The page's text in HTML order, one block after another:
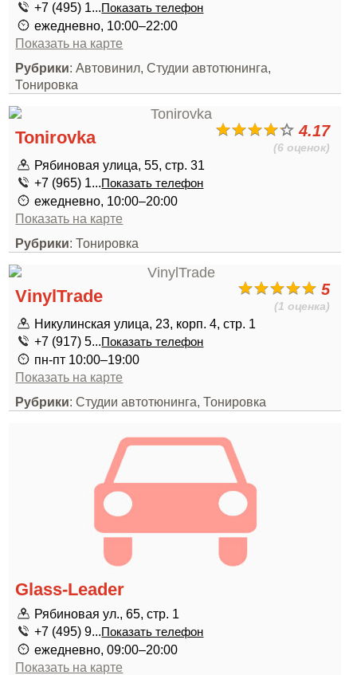
+7 (495) 1...Показать телефон
ежедневно, 10:00–22:00
Показать на карте
Рубрики: Автовинил, Студии автотюнинга,
Тонировка
4.17
(6 оценок)
Tonirovka
Рябиновая улица, 55, стр. 31
+7 (965) 1...Показать телефон
ежедневно, 10:00–20:00
Показать на карте
Рубрики: Тонировка
5
(1 оценка)
VinylTrade
Никулинская улица, 23, корп. 4, стр. 1
+7 (917) 5...Показать телефон
пн-пт 10:00–19:00
Показать на карте
Рубрики: Студии автотюнинга, Тонировка
Glass-Leader
Рябиновая ул., 65, стр. 1
+7 (495) 9...Показать телефон
ежедневно, 09:00–20:00
Показать на карте